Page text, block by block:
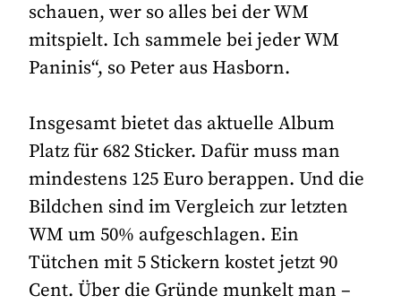
schauen, wer so alles bei der WM
mitspielt. Ich sammele bei jeder WM
Paninis“, so Peter aus Hasborn.
Insgesamt bietet das aktuelle Album
Platz für 682 Sticker. Dafür muss man
mindestens 125 Euro berappen. Und die
Bildchen sind im Vergleich zur letzten
WM um 50% aufgeschlagen. Ein
Tütchen mit 5 Stickern kostet jetzt 90
Cent. Über die Gründe munkelt man –